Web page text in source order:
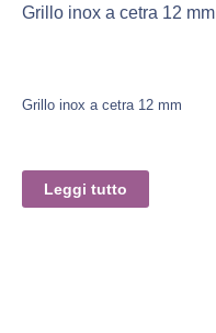
Grillo inox a cetra 12 mm
Grillo inox a cetra 12 mm
Leggi tutto